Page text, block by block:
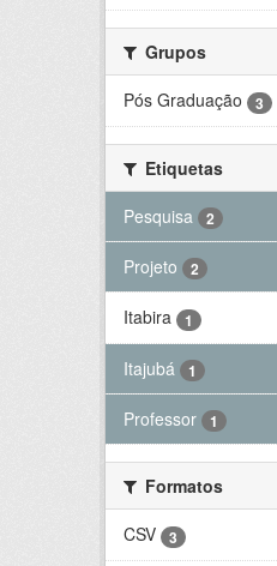
Grupos
Pós Graduação
3
Etiquetas
Pesquisa
2
Projeto 2
Itabira 1
Itajubá 1
Professor 1
Formatos
CSV
3